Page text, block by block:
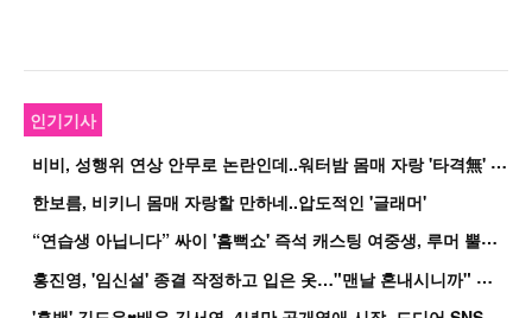
인기기사
비
비, 성행위 연상 안무로 논란인데..워터밤 몸매 자랑 '타격無' 근황
한보름, 비키니 몸매 자랑할 만하네..압도적인 '글래머'
“
연습생 아닙니다” 싸이 '흠뻑쇼' 즉석 캐스팅 여중생, 루머 뿔났다[Oh!쎈 이...
홍
진영, '임신설' 종결 작정하고 입은 옷…"맨날 혼내시니까" 억울